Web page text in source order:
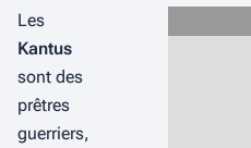
f
i
c
a
t
Les
Kantus
sont des
prêtres
guerriers,